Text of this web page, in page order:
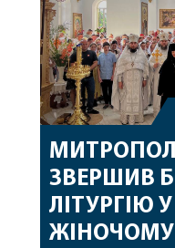
ЗВЕРШИВ
ЛІТУРГІЮ
ЖІНОЧОМУ